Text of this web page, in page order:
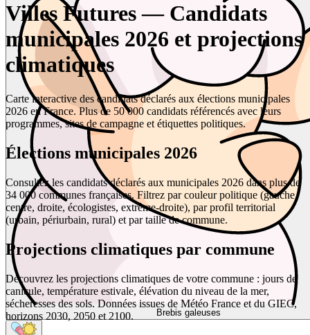
Brebis galeuses
Villes Futures — Candidats
municipales 2026 et projections
climatiques
Carte interactive des candidats déclarés aux élections municipales
2026 en France. Plus de 50 000 candidats référencés avec leurs
programmes, sites de campagne et étiquettes politiques.
Élections municipales 2026
Consultez les candidats déclarés aux municipales 2026 dans plus de
34 000 communes françaises. Filtrez par couleur politique (gauche,
centre, droite, écologistes, extrême-droite), par profil territorial
(urbain, périurbain, rural) et par taille de commune.
Projections climatiques par commune
Découvrez les projections climatiques de votre commune : jours de
canicule, température estivale, élévation du niveau de la mer,
sécheresses des sols. Données issues de Météo France et du GIEC,
horizons 2030, 2050 et 2100.